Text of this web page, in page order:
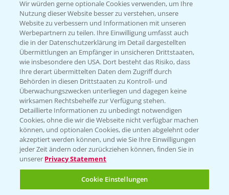
Hilfe in Notfällen
T.+49 (0)214/30-20220
Folgen Sie uns
Wir würden gerne optionale Cookies verwenden, um Ihre
Nutzung dieser Website besser zu verstehen, unsere
Website zu verbessern und Informationen mit unseren
Werbepartnern zu teilen. Ihre Einwilligung umfasst auch
die in der Datenschutzerklärung im Detail dargestellten
Übermittlungen an Empfänger in unsicheren Drittstaaten,
wie insbesondere den USA. Dort besteht das Risiko, dass
Ihre derart übermittelten Daten dem Zugriff durch
Behörden in diesen Drittstaaten zu Kontroll- und
Überwachungszwecken unterliegen und dagegen keine
wirksamen Rechtsbehelfe zur Verfügung stehen.
Detaillierte Informationen zu unbedingt notwendigen
Cookies, ohne die wir die Webseite nicht verfügbar machen
können, und optionalen Cookies, die unten abgelehnt oder
akzeptiert werden können, und wie Sie Ihre Einwilligungen
jeder Zeit ändern oder zurückziehen können, finden Sie in
unserer Privacy Statement
Cookie Einstellungen